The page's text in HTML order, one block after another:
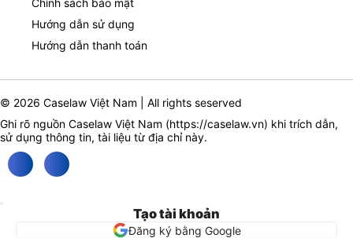
Chính sách bảo mật
Hướng dẫn sử dụng
Hướng dẫn thanh toán
© 2026 Caselaw Việt Nam | All rights seserved
Ghi rõ nguồn Caselaw Việt Nam (https://caselaw.vn) khi trích dẫn,
sử dụng thông tin, tài liệu từ địa chỉ này.
Tạo tài khoản
Đăng ký bằng Google